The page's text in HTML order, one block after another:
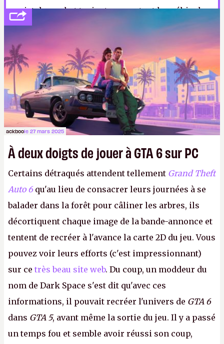
projet de « robot taxi » transmutant les véhicules
désœuvrés en flotte de taxis à la demande, une
activité qu’il prévoit comme la plus rentable de
toutes pour Tesla. (Crédit photo : Tesla)
ackboole 27 mars 2025
À deux doigts de jouer à GTA 6 sur PC
Certains détraqués attendent tellement Grand Theft
Auto 6 qu'au lieu de consacrer leurs journées à se
balader dans la forêt pour câliner les arbres, ils
décortiquent chaque image de la bande-annonce et
tentent de recréer à l'avance la carte 2D du jeu. Vous
pouvez voir leurs efforts (c'est impressionnant)
sur ce très beau site web. Du coup, un moddeur du
nom de Dark Space s'est dit qu'avec ces
informations, il pouvait recréer l'univers de GTA 6
dans GTA 5, avant même la sortie du jeu. Il y a passé
un temps fou et semble avoir réussi son coup,